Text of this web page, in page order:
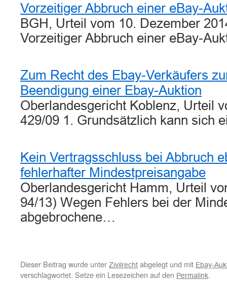
Vorzeitiger Abbruch einer eBay-
BGH, Urteil vom 10. Dezember
Vorzeitiger Abbruch einer eBay-
Zum Recht des Ebay-Verkäufers
Beendigung einer Ebay-Auktion
Oberlandesgericht Koblenz, Urteil
429/09 1. Grundsätzlich kann sich
Kein Vertragsschluss bei Abbruch
fehlerhafter Mindestpreisangabe
Oberlandesgericht Hamm, Urteil
94/13) Wegen Fehlers bei der
abgebrochene…
Dieser Beitrag wurde unter Zivilrecht abgelegt und mit Ebay-
verschlagwortet. Setze ein Lesezeichen auf den Permalink.